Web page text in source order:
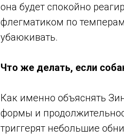
она будет спокойно
флегматиком по
убаюкивать.
Что же делать, если
Как именно объяснять
формы и
триггерят небольшие